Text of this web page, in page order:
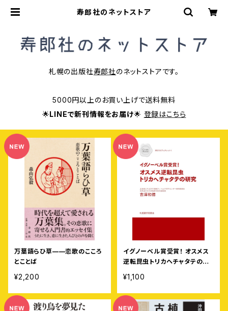
寿郎社のネットストア
札幌の出版社寿郎社のネットストアです。
5000円以上のお買い上げで送料無料
🌟LINEで新刊情報をお届け🌟 登録はこちら
万葉語らひ草——恋歌のこころ
とことば
¥2,200
イグノーベル賞受賞！ オスメス
逆転昆虫トリカヘチャタテの研
¥1,100